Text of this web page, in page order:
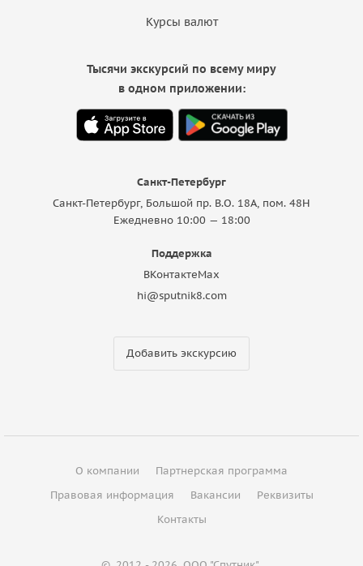
Курсы валют
Санкт-Петербург
Санкт-Петербург, Большой пр. В.О. 18A, пом. 48Н
Ежедневно 10:00 — 18:00
Поддержка
ВКонтактеMax
hi@sputnik8.com
Добавить экскурсию
Тысячи экскурсий по всему миру
в одном приложении:
О компании
Партнерская программа
Правовая информация
Вакансии
Реквизиты
Контакты